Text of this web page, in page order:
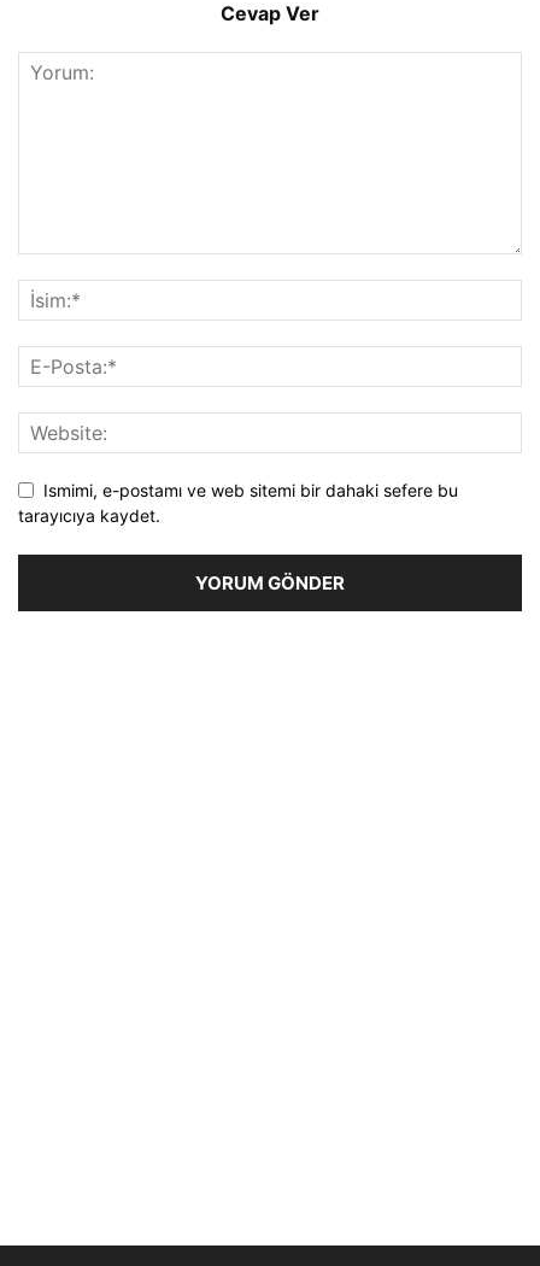
Cevap Ver
Ismimi, e-postamı ve web sitemi bir dahaki sefere bu
tarayıcıya kaydet.